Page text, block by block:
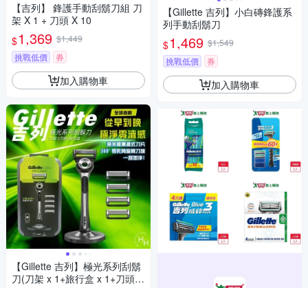
【吉列】 鋒護手動刮鬍刀組 刀
架 X 1 + 刀頭 X 10
$1,369 $1,449
挑戰低價
券
加入購物車
【Gillette 吉列】極光系列刮鬍
刀(刀架 x 1+旅行盒 x 1+刀頭 x
【Gillette 吉列】小白磚鋒護系
列手動刮鬍刀
$1,469 $1,549
挑戰低價
券
加入購物車